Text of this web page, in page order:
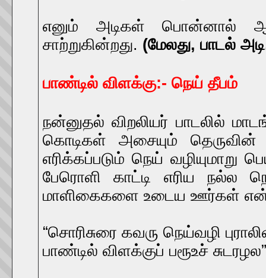
எனும் அடிகள் பொன்னால்
சாற்றுகின்றது. (மேலது, பாடல்
பாண்டில் விளக்கு:- நெய் தீபம்
நன்னுதல் விறலியர் பாடலில்
கொடிகள் அசையும்
எரிக்கப்படும் நெய் வழியுமாறு
பேரொளி காட்டி எரிய நல்ல
மாளிகைகளை உடைய ஊர்கள்
“சொரிசுரை கவரு நெய்வழி
பாண்டில் விளக்குப் பரூஉச்